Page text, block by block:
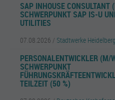
SAP INHOUSE CONSULTANT
SCHWERPUNKT SAP IS-U
UTILITIES
07.08.2026 / Stadtwerke
PERSONALENTWICKLER (M/
SCHWERPUNKT
TEILZEIT (50 %)